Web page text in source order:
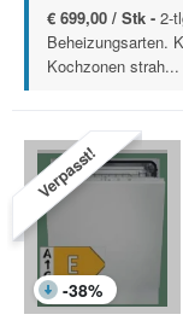
€ 699,00 / Stk - 2-
Beheizungsarten.
Kochzonen strah...
Verpasst!
-38%